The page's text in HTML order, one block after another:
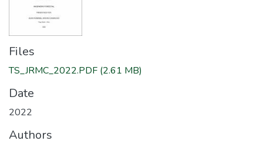
Files
TS_JRMC_2022.PDF (2.61 MB)
Date
2022
Authors